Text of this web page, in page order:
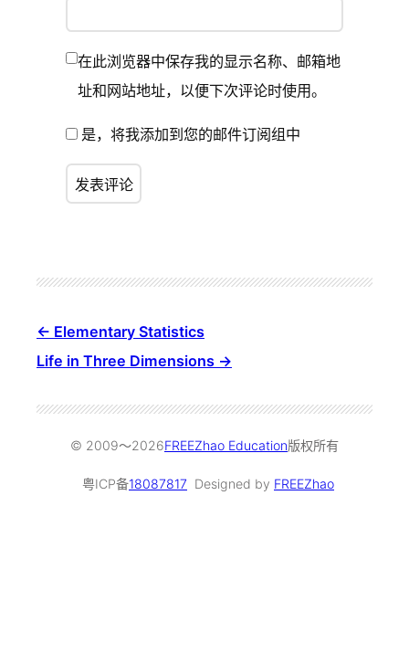
在此浏览器中保存我的显示名称、邮箱地
址和网站地址，以便下次评论时使用。
是，将我添加到您的邮件订阅组中
Elementary Statistics
Life in Three Dimensions
© 2009～2026FREEZhao Education版权所有
粤ICP备18087817 Designed by FREEZhao